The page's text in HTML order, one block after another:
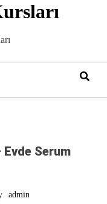
Evde Serum
admin